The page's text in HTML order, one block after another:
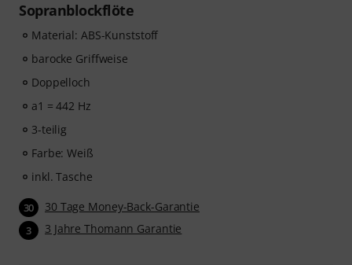
270 zielgerichteten Übungen
Das interaktive Live-Feedback von tonestro hört dir
beim Spielen zu, analysiert jeden gespielten Ton und
Rhythmus. Ergreife jetzt die Chance, deiner
Blockflötenfähigkeiten flexibel, effektiv und mit Freude
zu entwickeln – zu jeder Zeit, an jedem Ort. Keine
automatische Verlängerung!
Sopranblockflöte
Material: ABS-Kunststoff
barocke Griffweise
Doppelloch
a1 = 442 Hz
3-teilig
Farbe: Weiß
inkl. Tasche
30 30 Tage Money-Back-Garantie
3 3 Jahre Thomann Garantie